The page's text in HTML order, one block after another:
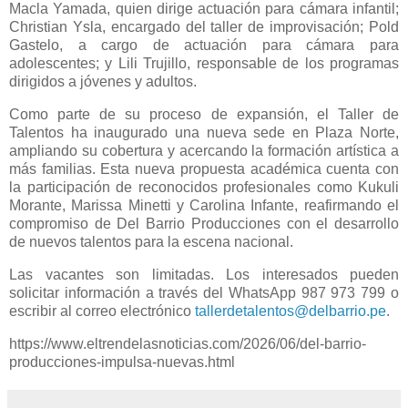
Macla Yamada, quien dirige actuación para cámara infantil;
Christian Ysla, encargado del taller de improvisación; Pold
Gastelo, a cargo de actuación para cámara para
adolescentes; y Lili Trujillo, responsable de los programas
dirigidos a jóvenes y adultos.
Como parte de su proceso de expansión, el Taller de
Talentos ha inaugurado una nueva sede en Plaza Norte,
ampliando su cobertura y acercando la formación artística a
más familias. Esta nueva propuesta académica cuenta con
la participación de reconocidos profesionales como Kukuli
Morante, Marissa Minetti y Carolina Infante, reafirmando el
compromiso de Del Barrio Producciones con el desarrollo
de nuevos talentos para la escena nacional.
Las vacantes son limitadas. Los interesados pueden
solicitar información a través del WhatsApp 987 973 799 o
escribir al correo electrónico tallerdetalentos@delbarrio.pe.
https://www.eltrendelasnoticias.com/2026/06/del-barrio-
producciones-impulsa-nuevas.html